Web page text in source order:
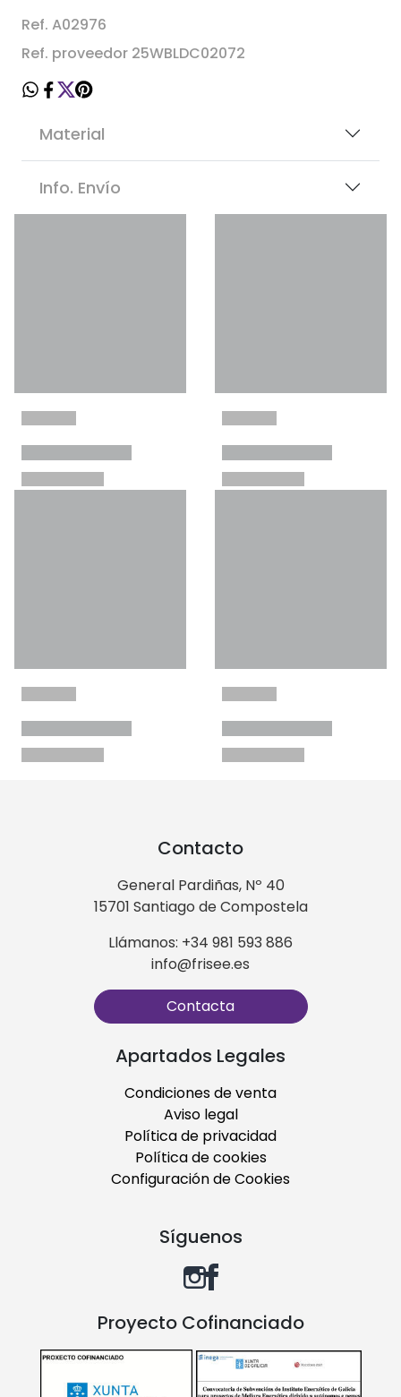
Ref. A02976
Ref. proveedor 25WBLDC02072
Material
Info. Envío
Contacto
General Pardiñas, Nº 40
15701 Santiago de Compostela
Llámanos: +34 981 593 886
info@frisee.es
Contacta
Apartados Legales
Condiciones de venta
Aviso legal
Política de privacidad
Política de cookies
Configuración de Cookies
Síguenos
Proyecto Cofinanciado